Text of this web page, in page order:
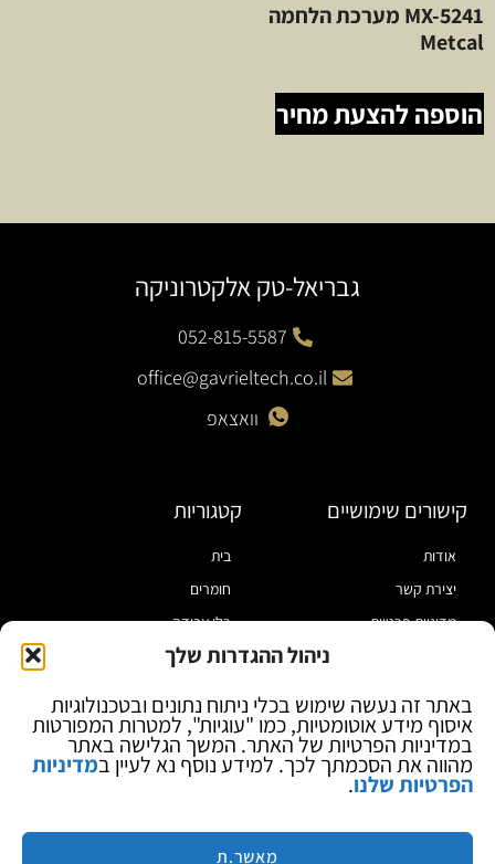
ניהול ההגדרות שלך
באתר זה נעשה שימוש בכלי ניתוח נתונים ובטכנולוגיות
איסוף מידע אוטומטיות, כמו "עוגיות", למטרות המפורטות
במדיניות הפרטיות של האתר. המשך הגלישה באתר
מהווה את הסכמתך לכך. למידע נוסף נא לעיין במדיניות
הפרטיות שלנו.
מאשר.ת
MX-5241 מערכת הלחמה
Metcal
הוספה להצעת מחיר
גבריאל-טק אלקטרוניקה
052-815-5587
office@gavrieltech.co.il
וואצאפ
קישורים שימושיים
אודות
יצירת קשר
מדיניות פרטיות
בלוג
קטגוריות
בית
חומרים
כלי עבודה
מוצרי הלחמה
ספקי כח ומודדים
ציוד אופטי להגדלה
מותגים